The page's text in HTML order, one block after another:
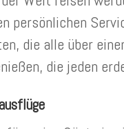
persönlichen
die alle über
die jeden